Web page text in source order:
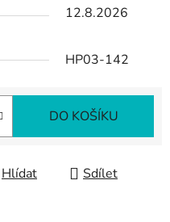
12.8.2026
HP03-142
DO KOŠÍKU
Hlídat Sdílet